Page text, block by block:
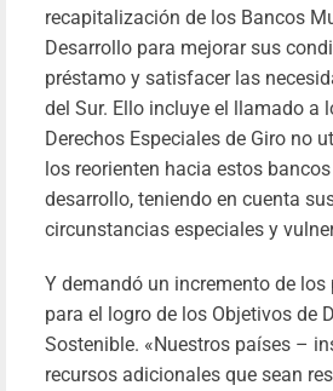
recapitalización de los Bancos
Desarrollo para mejorar sus
préstamo y satisfacer las
del Sur. Ello incluye el llamado a
Derechos Especiales de Giro no
los reorienten hacia estos
desarrollo, teniendo en cuenta
circunstancias especiales y
Y demandó un incremento de
para el logro de los Objetivos de
Sostenible. «Nuestros países –
recursos adicionales que sean